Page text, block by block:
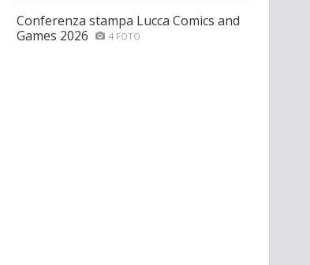
Conferenza stampa Lucca Comics and
Games 2026
4 FOTO